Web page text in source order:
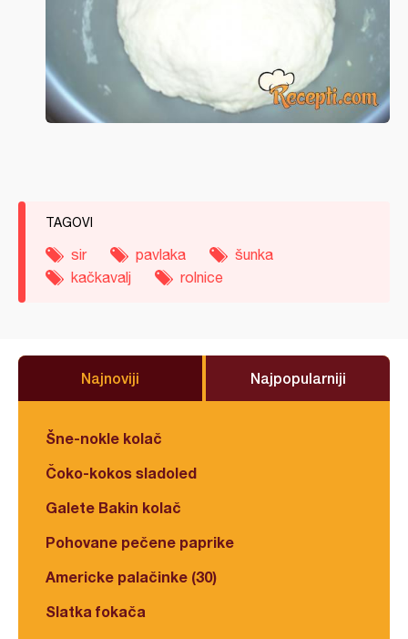
TAGOVI
sir pavlaka
šunka
kačkavalj
rolnice
Najnoviji Najpopularniji
Šne-nokle kolač
Čoko-kokos sladoled
Galete Bakin kolač
Pohovane pečene paprike
Americke palačinke (30)
Slatka fokača